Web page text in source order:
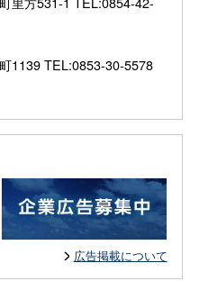
1139 TEL:0853-30-5578
広告掲載について